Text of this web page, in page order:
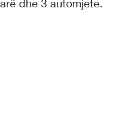
dhe 3 automjete.